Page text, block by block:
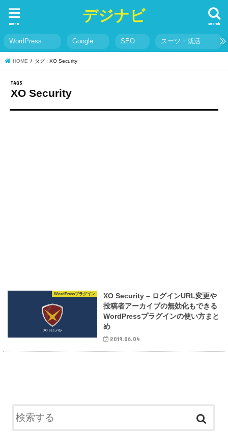
デジナビ search
menu
WordPress Google SEO スーツ・就活
HOME タグ : XO Security
XO Security
WordPressプラグイン
XO Security – ログインURL変更や
投稿者アーカイブの無効化もできる
WordPressプラグインの使い方まと
め
2019.06.04